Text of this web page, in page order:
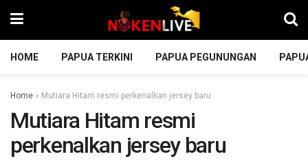
HOME PAPUA TERKINI PAPUA PEGUNUNGAN
Home » Mutiara Hitam resmi perkenalkan jersey baru
Mutiara Hitam resmi
perkenalkan jersey baru